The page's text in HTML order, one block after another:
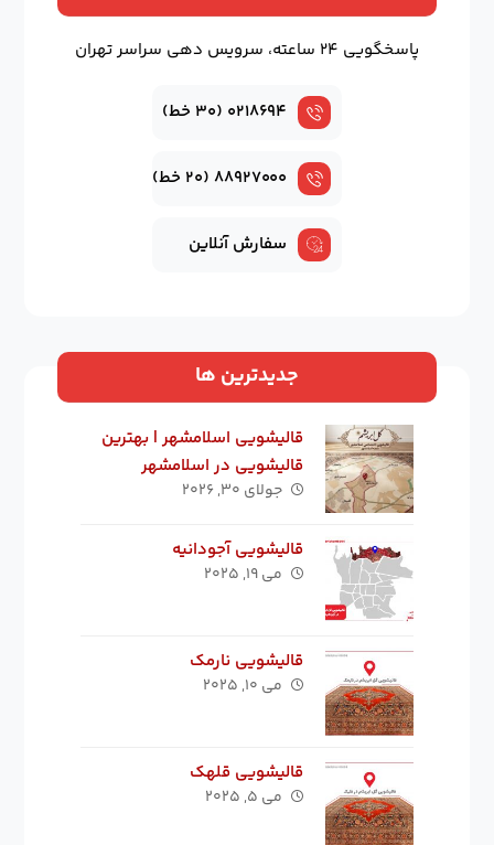
پاسخگویی ۲۴ ساعته، سرویس دهی سراسر تهران
۰۲۱۸۶۹۴ (۳۰ خط)
۸۸۹۲۷۰۰۰ (۲۰ خط)
سفارش آنلاین
جدیدترین ها
قالیشویی اسلامشهر | بهترین
قالیشویی در اسلامشهر
جولای ۳۰, ۲۰۲۶
قالیشویی آجودانیه
می ۱۹, ۲۰۲۵
قالیشویی نارمک
می ۱۰, ۲۰۲۵
قالیشویی قلهک
می ۵, ۲۰۲۵